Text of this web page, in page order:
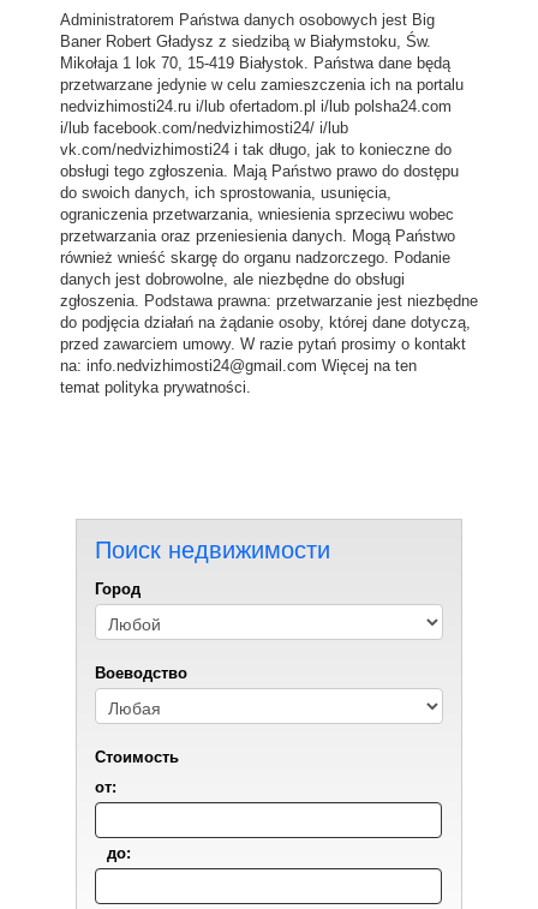
Administratorem Państwa danych osobowych jest Big
Baner Robert Gładysz z siedzibą w Białymstoku, Św.
Mikołaja 1 lok 70, 15-419 Białystok. Państwa dane będą
przetwarzane jedynie w celu zamieszczenia ich na portalu
nedvizhimosti24.ru i/lub ofertadom.pl i/lub polsha24.com
i/lub facebook.com/nedvizhimosti24/ i/lub
vk.com/nedvizhimosti24 i tak długo, jak to konieczne do
obsługi tego zgłoszenia. Mają Państwo prawo do dostępu
do swoich danych, ich sprostowania, usunięcia,
ograniczenia przetwarzania, wniesienia sprzeciwu wobec
przetwarzania oraz przeniesienia danych. Mogą Państwo
również wnieść skargę do organu nadzorczego. Podanie
danych jest dobrowolne, ale niezbędne do obsługi
zgłoszenia. Podstawa prawna: przetwarzanie jest niezbędne
do podjęcia działań na żądanie osoby, której dane dotyczą,
przed zawarciem umowy. W razie pytań prosimy o kontakt
na: info.nedvizhimosti24@gmail.com Więcej na ten
temat polityka prywatności
Поиск недвижимости
Город
Воеводствo
Стоимость
от:
до: